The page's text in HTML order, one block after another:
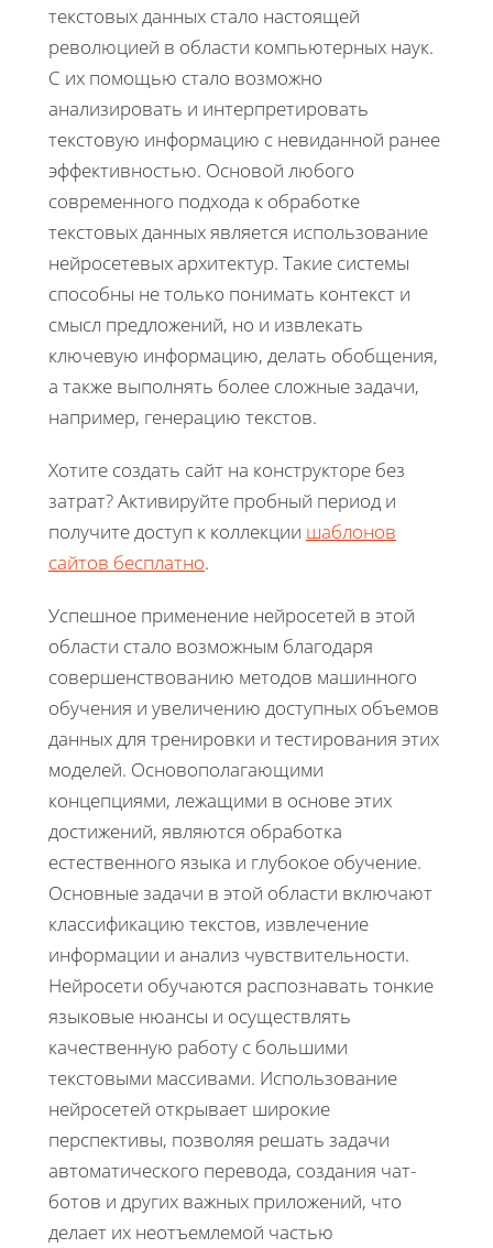
текстовых данных стало настоящей
революцией в области компьютерных наук.
С их помощью стало возможно
анализировать и интерпретировать
текстовую информацию с невиданной ранее
эффективностью. Основой любого
современного подхода к обработке
текстовых данных является использование
нейросетевых архитектур. Такие системы
способны не только понимать контекст и
смысл предложений, но и извлекать
ключевую информацию, делать обобщения,
а также выполнять более сложные задачи,
например, генерацию текстов.
Хотите создать сайт на конструкторе без
затрат? Активируйте пробный период и
получите доступ к коллекции шаблонов
сайтов бесплатно.
Успешное применение нейросетей в этой
области стало возможным благодаря
совершенствованию методов машинного
обучения и увеличению доступных объемов
данных для тренировки и тестирования этих
моделей. Основополагающими
концепциями, лежащими в основе этих
достижений, являются обработка
естественного языка и глубокое обучение.
Основные задачи в этой области включают
классификацию текстов, извлечение
информации и анализ чувствительности.
Нейросети обучаются распознавать тонкие
языковые нюансы и осуществлять
качественную работу с большими
текстовыми массивами. Использование
нейросетей открывает широкие
перспективы, позволяя решать задачи
автоматического перевода, создания чат-
ботов и других важных приложений, что
делает их неотъемлемой частью